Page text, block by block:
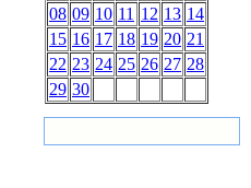
08 09 10 11 12 13 14
15 16 17 18 19 20 21
22 23 24 25 26 27 28
29 30